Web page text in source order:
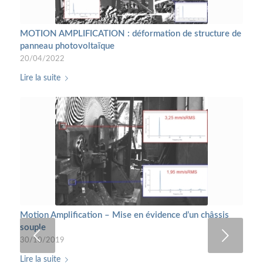
MOTION AMPLIFICATION : déformation de structure de
panneau photovoltaïque
20/04/2022
Lire la suite
Motion Amplification – Mise en évidence d’un châssis
souple
30/10/2019
Lire la suite
Motion Amplification – Broyeur
05/12/2018
Maintcontrol S.A.S.
Etudes - Mesures - Expertises
L’Orée des Mas - Bât. Les Oliviers
Avenue du Golf
34670 Baillargues
France